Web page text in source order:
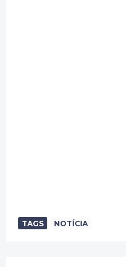
TAGS NOTÍCIA